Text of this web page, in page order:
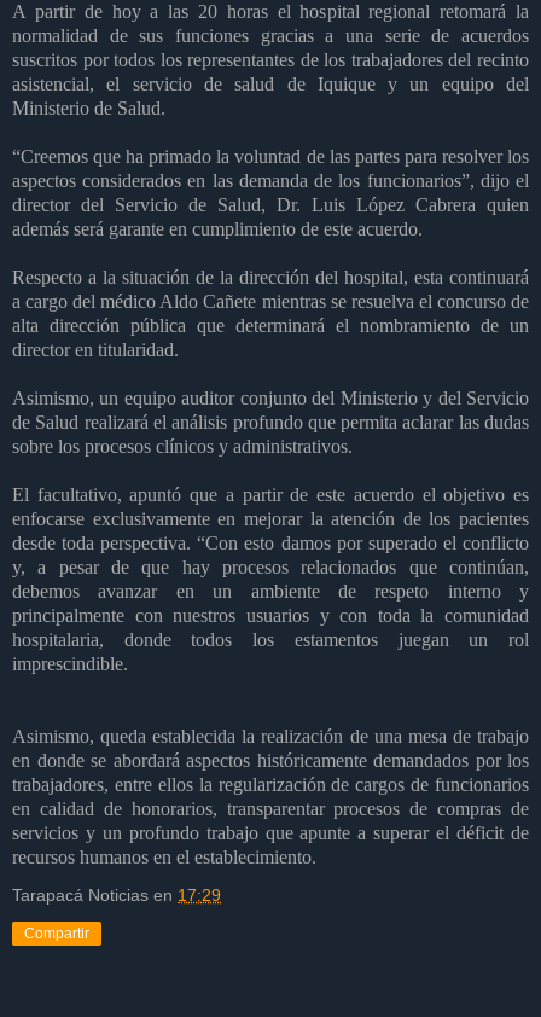
A partir de hoy a las 20 horas el hospital regional retomará la
normalidad de sus funciones gracias a una serie de acuerdos
suscritos por todos los representantes de los trabajadores del recinto
asistencial, el servicio de salud de Iquique y un equipo del
Ministerio de Salud.
“Creemos que ha primado la voluntad de las partes para resolver los
aspectos considerados en las demanda de los funcionarios”, dijo el
director del Servicio de Salud, Dr. Luis López Cabrera quien
además será garante en cumplimiento de este acuerdo.
Respecto a la situación de la dirección del hospital, esta continuará
a cargo del médico Aldo Cañete mientras se resuelva el concurso de
alta dirección pública que determinará el nombramiento de un
director en titularidad.
Asimismo, un equipo auditor conjunto del Ministerio y del Servicio
de Salud realizará el análisis profundo que permita aclarar las dudas
sobre los procesos clínicos y administrativos.
El facultativo, apuntó que a partir de este acuerdo el objetivo es
enfocarse exclusivamente en mejorar la atención de los pacientes
desde toda perspectiva. “Con esto damos por superado el conflicto
y, a pesar de que hay procesos relacionados que continúan,
debemos avanzar en un ambiente de respeto interno y
principalmente con nuestros usuarios y con toda la comunidad
hospitalaria, donde todos los estamentos juegan un rol
imprescindible.
Asimismo, queda establecida la realización de una mesa de trabajo
en donde se abordará aspectos históricamente demandados por los
trabajadores, entre ellos la regularización de cargos de funcionarios
en calidad de honorarios, transparentar procesos de compras de
servicios y un profundo trabajo que apunte a superar el déficit de
recursos humanos en el establecimiento.
Tarapacá Noticias en 17:29
Compartir